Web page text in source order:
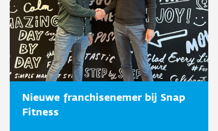
Nieuwe franchisenemer bij Snap
Fitness